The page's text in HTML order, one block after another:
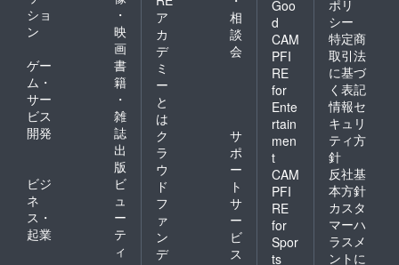
味が加
わりま
す。 保
存方
法：涼
しいと
ころで
保管し
てくだ
さい。
※1，2年
冷暗所
で寝か
せるこ
とで濃
厚な味
わいに
なりま
～米麹
～〉新
しい試
み！
ジャパ
ニーズ
ミード
の奥ゆ
かしさ
はいか
に…♡*
＊ 味わ
い：
Honey
meeに
より味
に広が
りが出
て、米
ショ
ン
・
映
画
ゲー
ム・
サー
ビス
開発
書
籍
・
雑
誌
出
版
ビジ
ネ
ス・
起業
ビ
ュ
ー
テ
ィ
ア
カ
デ
ミ
ー
と
は
相
談
会
ク
ラ
ウ
ド
フ
ァ
ン
デ
サ
ポ
ー
ト
サ
ー
ビ
ス
Goo
d
CAM
PFI
RE
for
Ente
rtain
men
t
CAM
PFI
RE
for
Spor
ts
ポリ
シー
特定商
取引法
に基づ
く表記
情報セ
キュリ
ティ方
針
反社基
本方針
カスタ
マーハ
ラスメ
ントに